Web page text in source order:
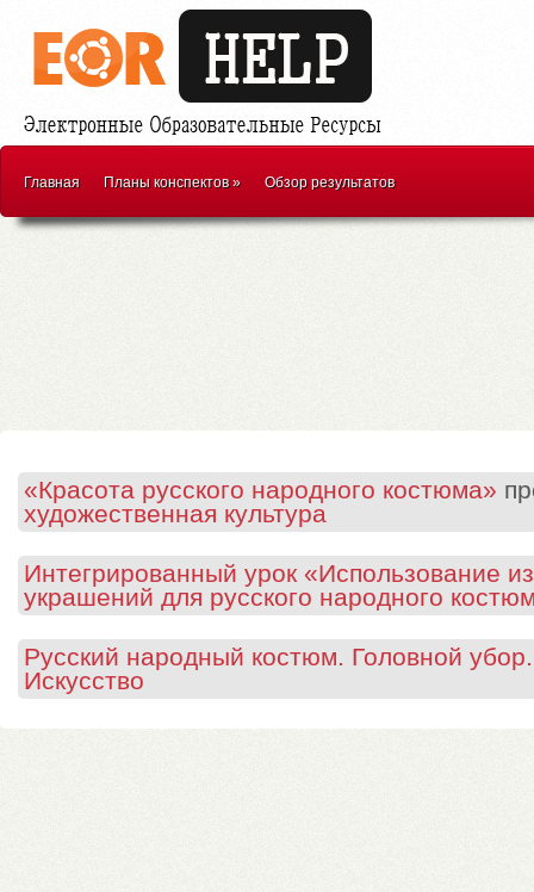
Главная Планы конспектов» Обзор результатов
«Красота русского народного костюма»
художественная культура
Интегрированный урок «Использование
украшений для русского народного
Русский народный костюм. Головной
Искусство